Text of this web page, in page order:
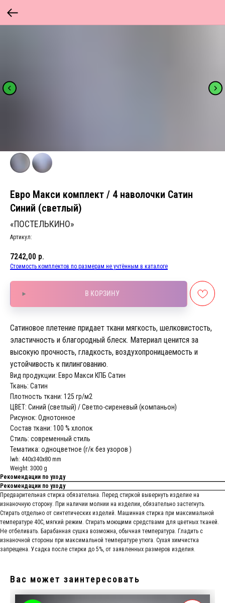
Евро Макси комплект / 4 наволочки Сатин
Синий (светлый)
«ПОСТЕЛЬКИНО»
Артикул:
7242,00 р.
Стоимость комплектов по размерам не учтённым в каталоге
В КОРЗИНУ
Сатиновое плетение придает ткани мягкость, шелковистость,
эластичность и благородный блеск. Материал ценится за
высокую прочность, гладкость, воздухопроницаемость и
устойчивость к пилингованию.
Вид продукции: Евро Макси КПБ Сатин
Ткань: Сатин
Плотность ткани: 125 гр/м2
ЦВЕТ: Синий (светлый) / Светло-сиреневый (компаньон)
Рисунок: Однотонное
Состав ткани: 100 % хлопок
Стиль: современный стиль
Тематика: одноцветное (г/к без узоров )
lwh: 440x340x80 mm
Weight: 3000 g
Рекомендации по уходу
Рекомендации по уходу
Предварительная стирка обязательна. Перед стиркой вывернуть изделие на
изнаночную сторону. При наличии молнии на изделии, обязательно застегнуть.
Стирать отдельно от синтетических изделий. Машинная стирка при максимальной
температуре 40С, мягкий режим. Стирать моющими средствами для цветных тканей.
Не отбеливать. Барабанная сушка возможна, обычная температура. Гладить с
изнаночной стороны при максимальной температуре утюга. Сухая химчистка
запрещена. Усадка после стирки до 5%, от заявленных размеров изделия.
Вас может заинтересовать